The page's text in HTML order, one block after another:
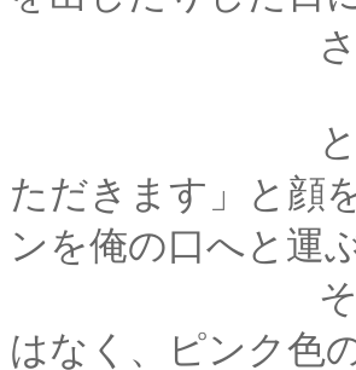
されてしま
と、いうわ
ただきます」と顔
ンを俺の口へと運ぶ
そのスプー
はなく、ピンク色